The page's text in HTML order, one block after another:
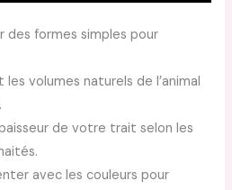
des formes simples pour
volumes naturels de l’animal
de votre trait selon les
avec les couleurs pour